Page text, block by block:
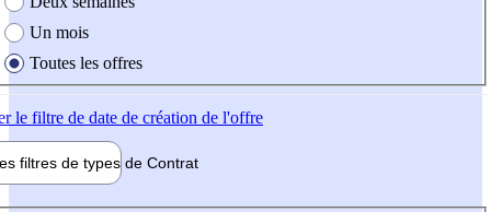
Un mois
Toutes les offres
le filtre de date de création de l'offre
filtres de types de Contrat